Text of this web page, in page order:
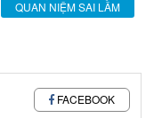
QUAN NIỆM SAI LẦM
FACEBOOK